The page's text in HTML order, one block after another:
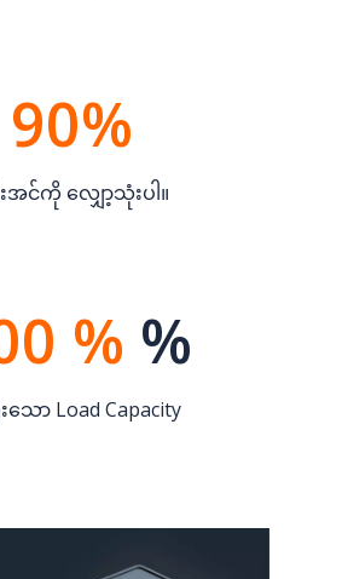
90%
အင်ကို လျှော့သုံးပါ။
% %
သော Load Capacity